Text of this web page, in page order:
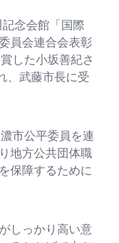
念会館「国際
員会連合会表彰
した小坂善紀さ
、武藤市長に受
市公平委員を連
地方公共団体職
保障するために
しっかり高い意